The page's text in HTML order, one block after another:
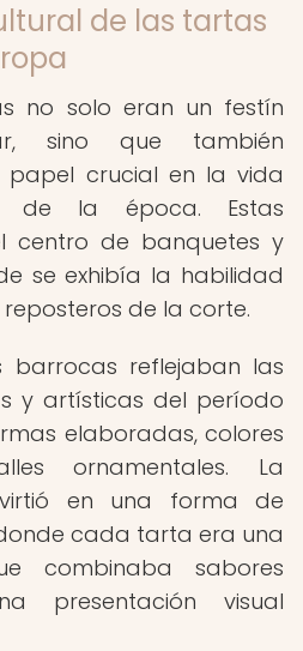
de las tartas
no solo eran un festín
sino que también
papel crucial en la vida
de la época. Estas
centro de banquetes y
se exhibía la habilidad
de la corte.
barrocas reflejaban las
y artísticas del período
elaboradas, colores
ornamentales. La
en una forma de
cada tarta era una
combinaba sabores
presentación visual